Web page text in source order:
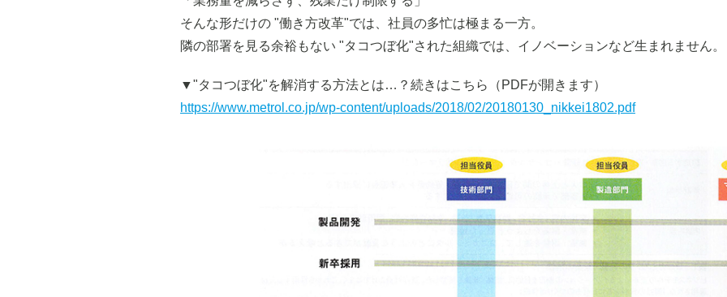
そんな形だけの "働き方改革"では、社員の多忙は極まる一方。
隣の部署を見る余裕もない "タコつぼ化"された組織では、イノベーションなど生まれません。
▼"タコつぼ化"を解消する方法とは…？続きはこちら（PDFが開きます）
https://www.metrol.co.jp/wp-content/uploads/2018/02/20180130_nikkei1802.pdf